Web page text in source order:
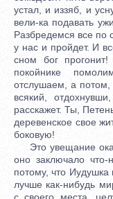
устал, и иззяб, и
вели-ка подавать
Разбредемся все по
у нас и пройдет. И
сном бог
покойнике
отслушаем, а
всякий,
расскажет. Ты,
деревенское свое
боковую!
Это увещание
оно заключало что-
потому, что Иудушка
лучше как-нибудь
с своего места,